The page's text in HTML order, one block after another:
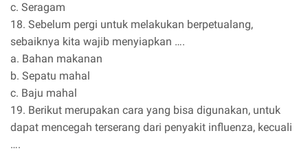
c. Seragam
18. Sebelum pergi untuk melakukan berpetualang,
sebaiknya kita wajib menyiapkan ….
a. Bahan makanan
b. Sepatu mahal
c. Baju mahal
19. Berikut merupakan cara yang bisa digunakan, untuk
dapat mencegah terserang dari penyakit influenza, kecuali
….